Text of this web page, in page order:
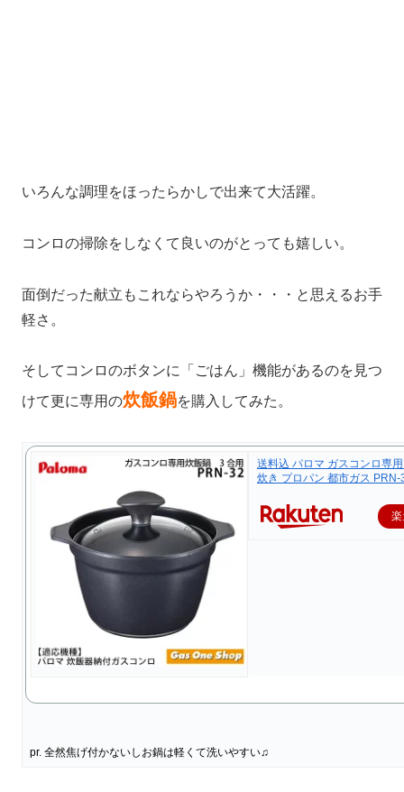
いろんな調理をほったらかしで出来て大活躍。
コンロの掃除をしなくて良いのがとっても嬉しい。
面倒だった献立もこれならやろうか・・・と思えるお手
軽さ。
そしてコンロのボタンに「ごはん」機能があるのを見つ
けて更に専用の炊飯鍋を購入してみた。
送料込 パロマ ガスコンロ専
炊き プロパン 都市ガス PRN-
pr. 全然焦げ付かないしお鍋は軽くて洗いやすい♫